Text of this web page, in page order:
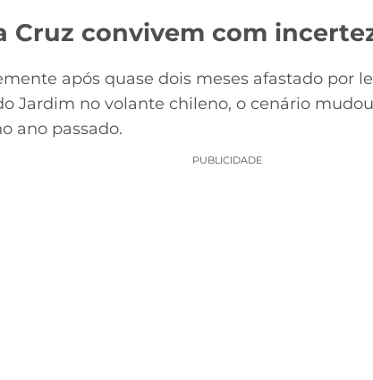
Cruz convivem com
após quase dois meses afastado por
Jardim no volante chileno, o cenário
ano passado.
PUBLICIDADE